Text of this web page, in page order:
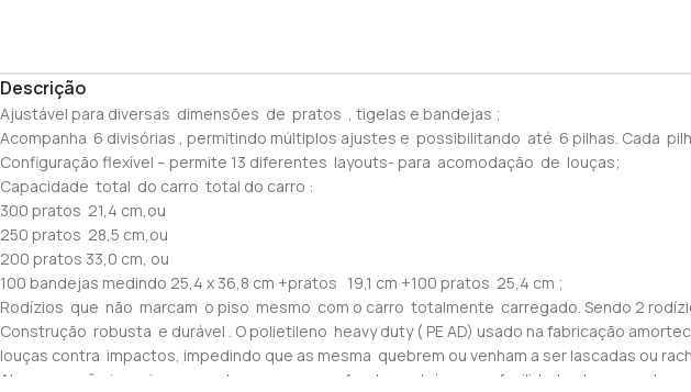
Descrição
Ajustável para diversas dimensões de pratos , tigelas e bandejas ;
Acompanha 6 divisórias , permitindo múltiplos ajustes e possibilitando até 6 pilhas. Cada
Configuração flexível – permite 13 diferentes layouts- para acomodação de louças;
Capacidade total do carro total do carro :
300 pratos 21,4 cm,ou
250 pratos 28,5 cm,ou
200 pratos 33,0 cm, ou
100 bandejas medindo 25,4 x 36,8 cm +pratos 19,1 cm +100 pratos 25,4 cm ;
Rodízios que não marcam o piso mesmo com o carro totalmente carregado. Sendo 2
Construção robusta e durável . O polietileno heavy duty ( PE AD) usado na fabricação
louças contra impactos, impedindo que as mesma quebrem ou venham a ser lascadas ou
Alças ergonômicas- incorporadas ao carro- na frente e atrás- para facilidade do operador .